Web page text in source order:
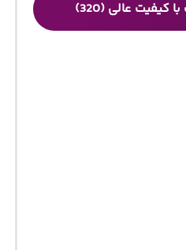
کیفیت عالی (320)